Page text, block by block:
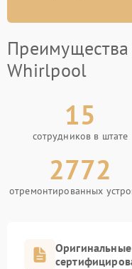
Преимущества
Whirlpool
15
сотрудников в штате
2772
отремонтированных
Оригинальные